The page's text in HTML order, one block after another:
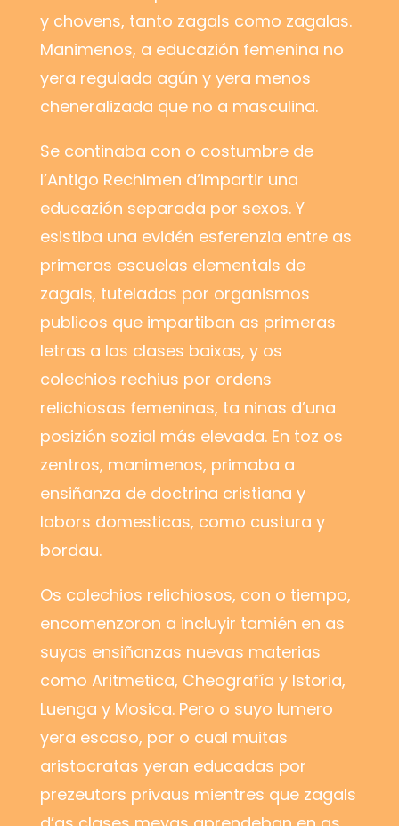
y chovens, tanto zagals como zagalas.
Manimenos, a educazión femenina no
yera regulada agún y yera menos
cheneralizada que no a masculina.
Se continaba con o costumbre de
l’Antigo Rechimen d’impartir una
educazión separada por sexos. Y
esistiba una evidén esferenzia entre as
primeras escuelas elementals de
zagals, tuteladas por organismos
publicos que impartiban as primeras
letras a las clases baixas, y os
colechios rechius por ordens
relichiosas femeninas, ta ninas d’una
posizión sozial más elevada. En toz os
zentros, manimenos, primaba a
ensiñanza de doctrina cristiana y
labors domesticas, como custura y
bordau.
Os colechios relichiosos, con o tiempo,
encomenzoron a incluyir tamién en as
suyas ensiñanzas nuevas materias
como Aritmetica, Cheografía y Istoria,
Luenga y Mosica. Pero o suyo lumero
yera escaso, por o cual muitas
aristocratas yeran educadas por
prezeutors privaus mientres que zagals